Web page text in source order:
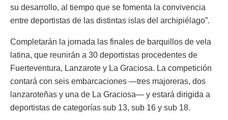
su desarrollo, al tiempo que se fomenta la convivencia
entre deportistas de las distintas islas del archipiélago”.
Completarán la jornada las finales de barquillos de vela
latina, que reunirán a 30 deportistas procedentes de
Fuerteventura, Lanzarote y La Graciosa. La competición
contará con seis embarcaciones —tres majoreras, dos
lanzaroteñas y una de La Graciosa— y estará dirigida a
deportistas de categorías sub 13, sub 16 y sub 18.